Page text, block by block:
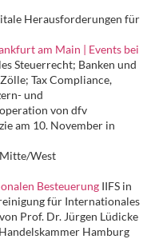
Herausforderungen für
am Main | Events bei
Steuerrecht; Banken und
Tax Compliance,
und
von dfv
am 10. November in
West
Besteuerung IIFS in
für Internationales
Prof. Dr. Jürgen Lüdicke
Hamburg